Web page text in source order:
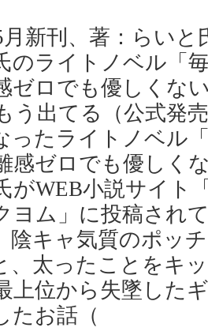
月新刊、著：らいと
のライトノベル「
ゼロでも優しくな
う出てる（公式発
ったライトノベル
感ゼロでも優しく
がWEB小説サイト
ヨム」に投稿され
陰キャ気質のポッ
、太ったことをキ
上位から失墜した
たお話（